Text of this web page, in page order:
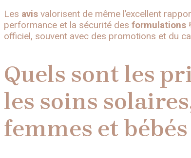
Les avis valorisent de même l’excellent
performance et la sécurité des formulations
officiel, souvent avec des promotions et du
Quels sont les
les soins
femmes et bébés